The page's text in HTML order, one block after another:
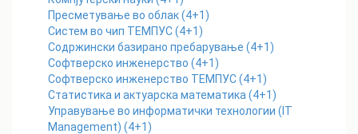
Пресметување во облак (4+1)
Систем во чип ТЕМПУС (4+1)
Содржински базирано пребарување (4+1)
Софтверско инженерство (4+1)
Софтверско инженерство ТЕМПУС (4+1)
Статистика и актуарска математика (4+1)
Управување во информатички технологии (IT
Management) (4+1)